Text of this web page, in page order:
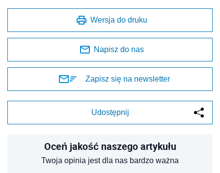
Wersja do druku
Napisz do nas
Zapisz się na newsletter
Udostępnij
Oceń jakość naszego artykułu
Twoja opinia jest dla nas bardzo ważna